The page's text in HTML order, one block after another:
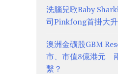
洗腦兒歌Baby
司Pinkfong首掛大
澳洲金礦股GBM
市、市值8億港元
繫？